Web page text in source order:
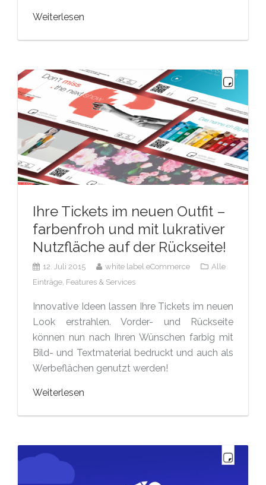
Weiterlesen
Ihre Tickets im neuen Outfit –
farbenfroh und mit lukrativer
Nutzfläche auf der Rückseite!
12. Juli 2015 white label eCommerce
Alle
Einträge, Features & Services
Innovative Ideen lassen Ihre Tickets im neuen
Look erstrahlen. Vorder- und Rückseite
können nun nach Ihren Wünschen farbig mit
Bild- und Textmaterial bedruckt und auch als
Werbeflächen genutzt werden!
Weiterlesen